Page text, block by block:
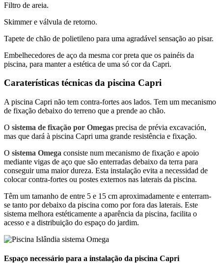
Filtro de areia.
Skimmer e válvula de retorno.
Tapete de chão de polietileno para uma agradável sensação ao pisar.
Embelhecedores de aço da mesma cor preta que os painéis da
piscina, para manter a estética de uma só cor da Capri.
Caraterísticas técnicas da piscina Capri
A piscina Capri não tem contra-fortes aos lados. Tem um mecanismo
de fixação debaixo do terreno que a prende ao chão.
O sistema de fixação por Omegas precisa de prévia excavación,
mas que dará à piscina Capri uma grande resistência e fixação.
O sistema Omega consiste num mecanismo de fixação e apoio
mediante vigas de aço que são enterradas debaixo da terra para
conseguir uma maior dureza. Esta instalação evita a necessidad de
colocar contra-fortes ou postes externos nas laterais da piscina.
Têm um tamanho de entre 5 e 15 cm aproximadamente e enterram-
se tanto por debaixo da piscina como por fora das laterais. Este
sistema melhora estéticamente a aparência da piscina, facilita o
acesso e a distribuição do espaço do jardim.
Espaço necessário para a instalação da piscina Capri